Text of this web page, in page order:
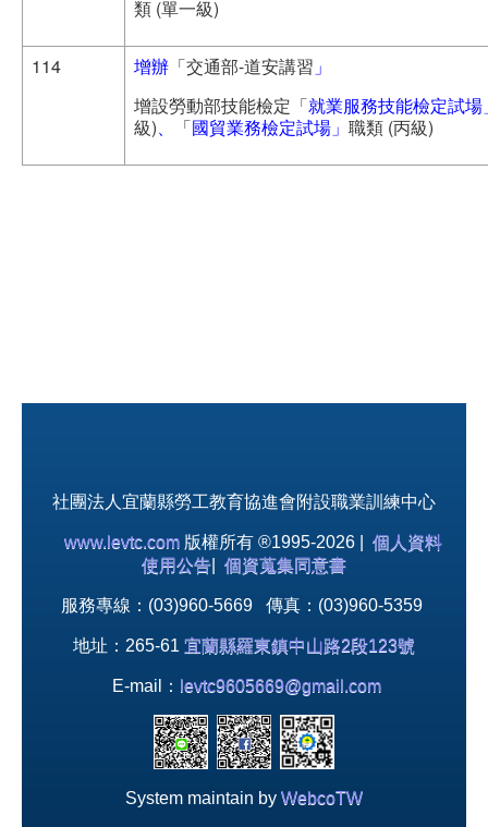
類 (單一級)
114 增辦 「交通部-道安講習 」
增設勞動部技能檢定「就業服務技能檢定試場
級)、 「國貿業務檢定試場」 職類 (丙級)
社團法人宜蘭縣勞工教育協進會附設職業訓練中心
www.levtc.com 版權所有 ®1995-2026 | 個人資料
使用公告
個資蒐集同意書
服務專線：(03)960-5669 傳真：(03)960-5359
地址：265-61 宜蘭縣羅東鎮中山路2段123號
E-mail： levtc9605669@gmail.com
System maintain by WebcoTW